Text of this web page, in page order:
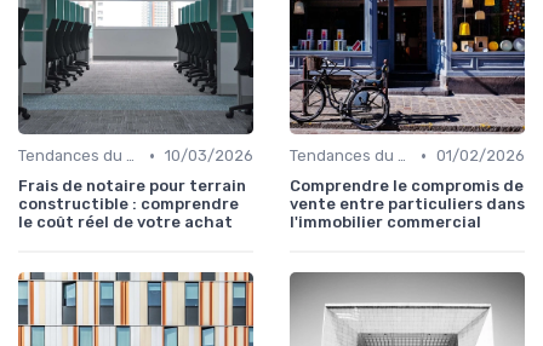
Tendances du Marché Immobilier Commercial • 10/03/2026
Frais de notaire pour terrain
constructible : comprendre
le coût réel de votre achat
Tendances du Marché Immobilier Commercial • 01/02/2026
Comprendre le compromis de
vente entre particuliers dans
l'immobilier commercial